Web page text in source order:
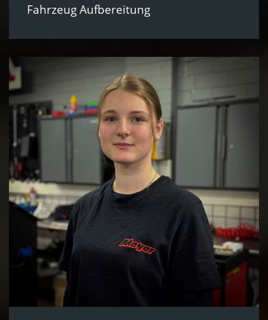
Fahrzeug Aufbereitung